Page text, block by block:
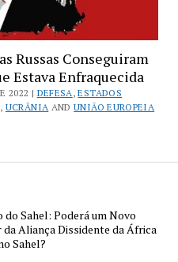
Russas Conseguiram
Estava Enfraquecida
2022 | DEFESA ,ESTADOS
, UCRÂNIA ANDUNIÃO EUROPEIA
do Sahel: Poderá um Novo
da Aliança Dissidente da África
Sahel?